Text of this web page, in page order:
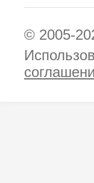
© 2005-